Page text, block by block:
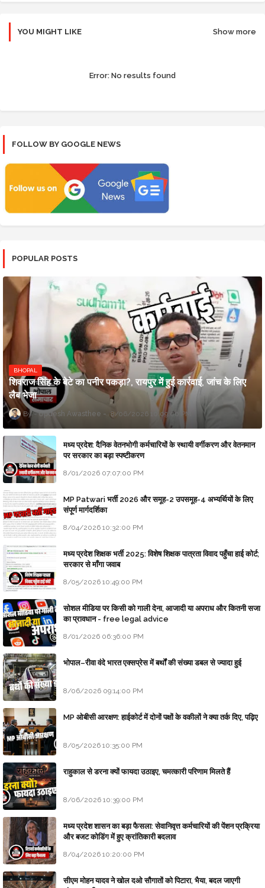
YOU MIGHT LIKE Show more
Error: No results found
FOLLOW BY GOOGLE NEWS
POPULAR POSTS
BHOPAL
शिवराज सिंह के बेटे का पनीर पकड़ा?, रायपुर में हुई कार्रवाई, जांच के लिए
लैब भेजा
Updesh Awasthee 8/06/2026 10:09:00 PM
मध्य प्रदेश: दैनिक वेतनभोगी कर्मचारियों के स्थायी वर्गीकरण और वेतनमान
पर सरकार का बड़ा स्पष्टीकरण
8/01/2026 07:07:00 PM
MP Patwari भर्ती 2026 और समूह-2 उपसमूह-4 अभ्यर्थियों के लिए
संपूर्ण मार्गदर्शिका
8/04/2026 10:32:00 PM
मध्य प्रदेश शिक्षक भर्ती 2025: विशेष शिक्षक पात्रता विवाद पहुँचा हाई कोर्ट;
सरकार से माँगा जवाब
8/05/2026 10:49:00 PM
सोशल मीडिया पर किसी को गाली देना, आजादी या अपराध और कितनी सजा
का प्रावधान - free legal advice
8/01/2026 06:36:00 PM
भोपाल–रीवा वंदे भारत एक्सप्रेस में बर्थों की संख्या डबल से ज्यादा हुई
8/06/2026 09:14:00 PM
MP ओबीसी आरक्षण: हाईकोर्ट में दोनों पक्षों के वकीलों ने क्या तर्क दिए, पढ़िए
8/05/2026 10:35:00 PM
राहुकाल से डरना क्यों फायदा उठाइए, चमत्कारी परिणाम मिलते हैं
8/06/2026 10:39:00 PM
मध्य प्रदेश शासन का बड़ा फैसला: सेवानिवृत्त कर्मचारियों की पेंशन प्रक्रिया
और बजट कोडिंग में हुए क्रांतिकारी बदलाव
8/04/2026 10:20:00 PM
सीएम मोहन यादव ने खोल दओ सौगातों को पिटारा, भैया, बदल जाएगी